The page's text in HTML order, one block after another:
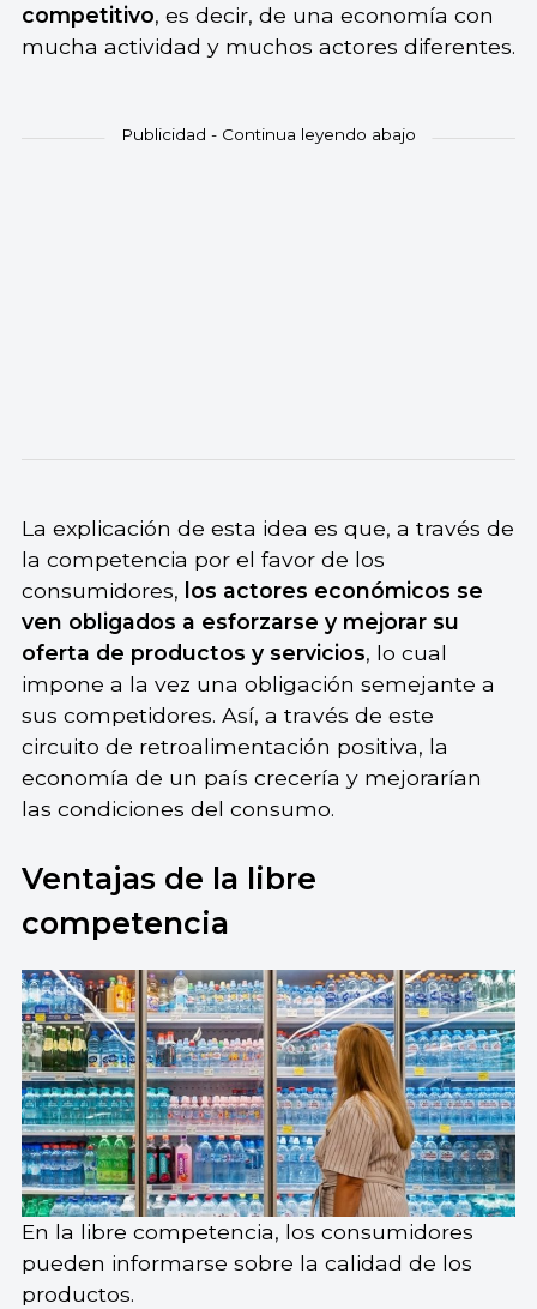
competitivo, es decir, de una economía con
mucha actividad y muchos actores diferentes.
La explicación de esta idea es que, a través de
la competencia por el favor de los
consumidores, los actores económicos se
ven obligados a esforzarse y mejorar su
oferta de productos y servicios, lo cual
impone a la vez una obligación semejante a
sus competidores. Así, a través de este
circuito de retroalimentación positiva, la
economía de un país crecería y mejorarían
las condiciones del consumo.
Ventajas de la libre
competencia
En la libre competencia, los consumidores
pueden informarse sobre la calidad de los
productos.